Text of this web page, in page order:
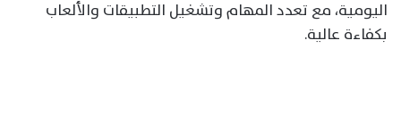
اليومية، مع تعدد المهام وتشغيل التطبيقات والألعاب
بكفاءة عالية.